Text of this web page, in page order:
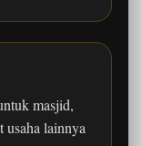
masjid,
usaha lainnya